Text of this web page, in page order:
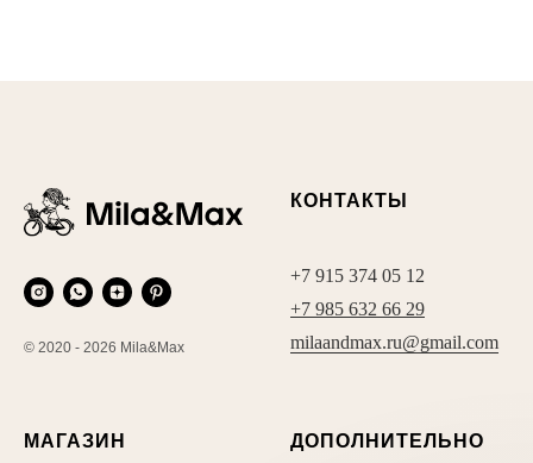
© 2020 - 2026 Mila&Max
КОНТАКТЫ
+7 915 374 05 12
+7 985 632 66 29
milaandmax.ru@gmail.com
МАГАЗИН ДОПОЛНИТЕЛЬНО